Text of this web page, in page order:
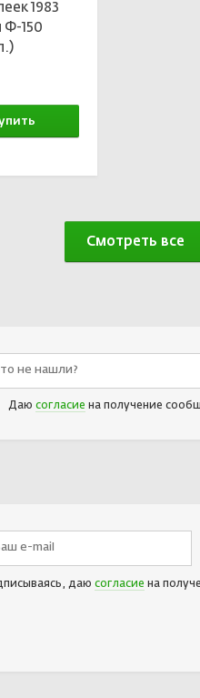
1983
Ф-150
Смотреть все
Даю согласие на получение
даю согласие на